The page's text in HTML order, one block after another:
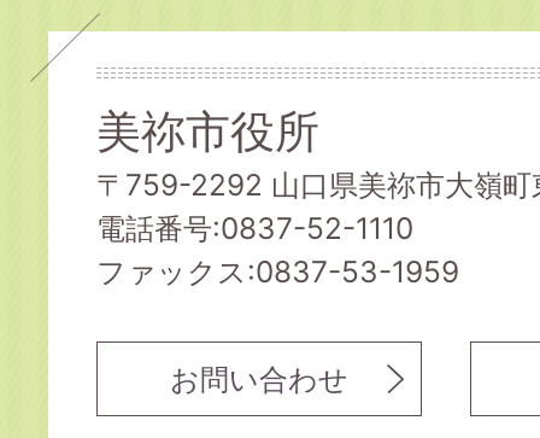
美祢市役所
〒759-2292 山口県美祢市大嶺
電話番号:0837-52-1110
ファックス:0837-53-1959
お問い合わせ